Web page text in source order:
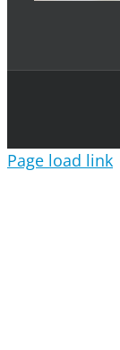
Page load link